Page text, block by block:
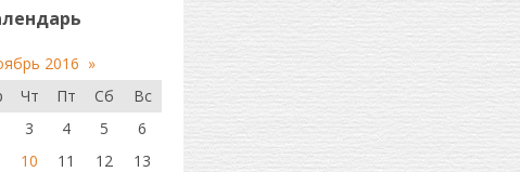
2016 »
Чт Пт Сб
Вс
3 4 5
6
10 11 12
13